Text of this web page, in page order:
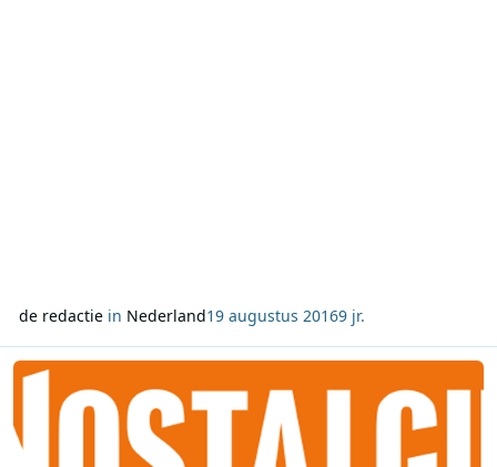
de redactiein Nederland19 augustus 20169 jr.
Lees meer over Marktaandeel Nostalgie stijgt naar 5,9%